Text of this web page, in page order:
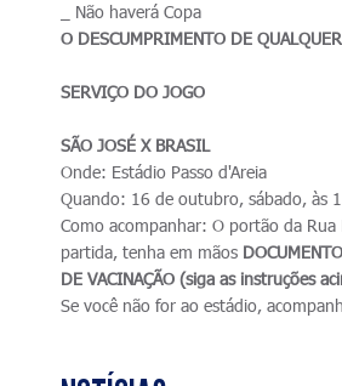
_ Não haverá Copa
O DESCUMPRIMENTO DE
SERVIÇO DO JOGO
SÃO JOSÉ X BRASIL
Onde: Estádio Passo d'Areia
Quando: 16 de outubro, sábado, às
Como acompanhar: O portão da Rua
partida, tenha em mãos
DE VACINAÇÃO (siga as instruções
Se você não for ao estádio,